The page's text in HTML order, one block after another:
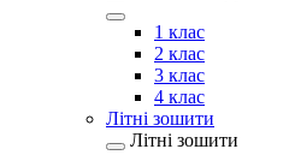
1 клас
2 клас
3 клас
4 клас
Літні зошити
Літні зошити